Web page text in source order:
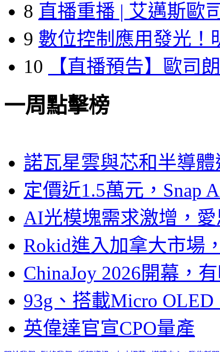
8 直播重播 | 艾邁斯歐
9 數位控制應用發光！
10
【直播預告】歐司
一周點擊榜
諾瓦星雲與芯和半導
定價近1.5萬元，Snap
AI光模塊需求激增，
Rokid進入加拿大市場
ChinaJoy 2026開幕，
93g、搭載Micro
英偉達官宣CPO量產